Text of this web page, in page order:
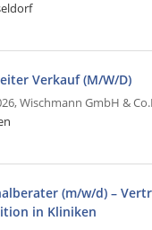
Verkauf (M/W/D)
Wischmann GmbH &
(m/w/d) –
in Kliniken